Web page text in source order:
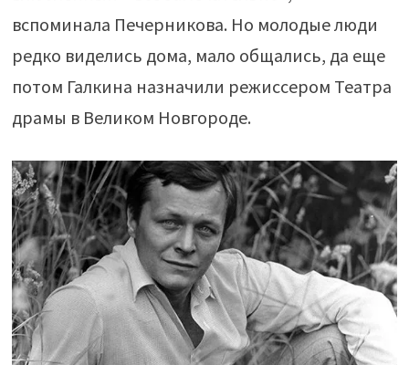
вспоминала Печерникова. Но молодые люди
редко виделись дома, мало общались, да еще
потом Галкина назначили режиссером Театра
драмы в Великом Новгороде.